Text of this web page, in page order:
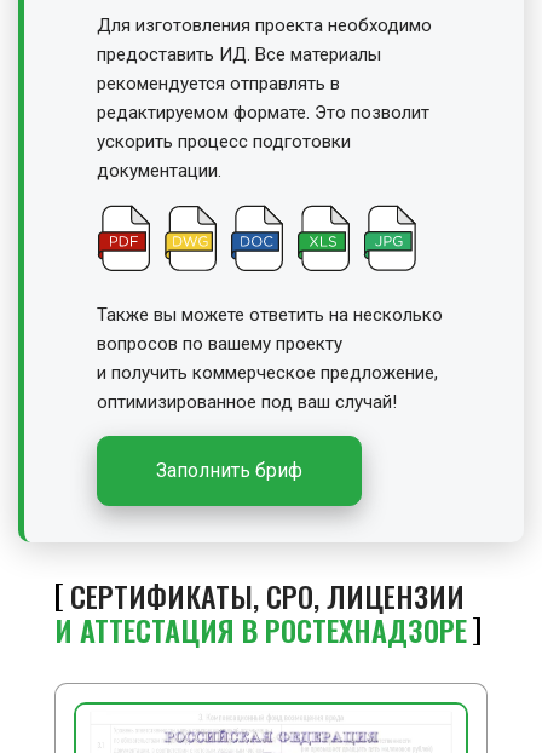
Для изготовления проекта необходимо
предоставить ИД. Все материалы
рекомендуется отправлять в
редактируемом формате. Это позволит
ускорить процесс подготовки
документации.
Также вы можете ответить на несколько
вопросов по вашему проекту
и получить коммерческое предложение,
оптимизированное под ваш случай!
Заполнить бриф
СЕРТИФИКАТЫ, СРО, ЛИЦЕНЗИИ
И АТТЕСТАЦИЯ В РОСТЕХНАДЗОРЕ